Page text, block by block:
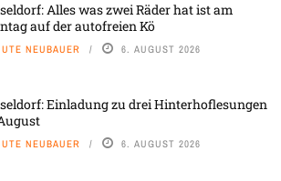
Alles was zwei Räder hat ist am
auf der autofreien Kö
UTE NEUBAUER 6. AUGUST 2026
Einladung zu drei Hinterhoflesungen
UTE NEUBAUER 6. AUGUST 2026